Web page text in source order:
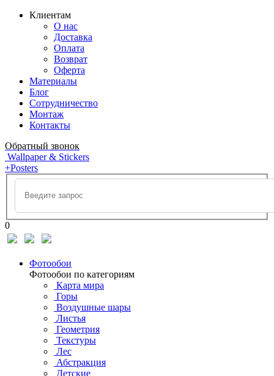
Клиентам
О нас
Доставка
Оплата
Возврат
Оферта
Материалы
Блог
Сотрудничество
Монтаж
Контакты
Обратный звонок
Wallpaper & Stickers
+Posters
0
Фотообои
Фотообои по категориям
Карта мира
Горы
Воздушные шары
Листья
Геометрия
Текстуры
Лес
Абстракция
Детские